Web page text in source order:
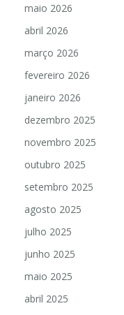
maio 2026
abril 2026
março 2026
fevereiro 2026
janeiro 2026
dezembro 2025
novembro 2025
outubro 2025
setembro 2025
agosto 2025
julho 2025
junho 2025
maio 2025
abril 2025